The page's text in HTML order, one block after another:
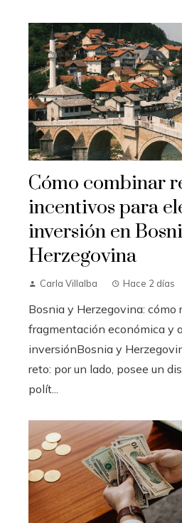
Cómo combinar
incentivos para
inversión en
Herzegovina
Carla Villalba Hace 2 días
Bosnia y Herzegovina: cómo
fragmentación económica y
inversiónBosnia y
reto: por un lado, posee un
polít...